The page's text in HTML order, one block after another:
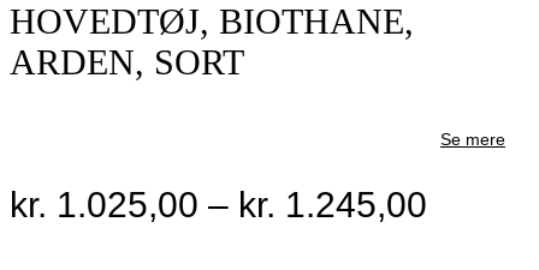
HOVEDTØJ, BIOTHANE,
ARDEN, SORT
Se mere
kr. 1.025,00 – kr. 1.245,00